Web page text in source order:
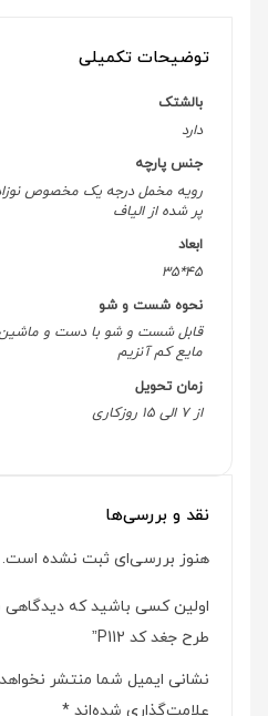
توضیحات تکمیلی
بالشتک
دارد
جنس پارچه
رویه مخمل درجه یک مخصوص
پر شده از الیاف
ابعاد
45*35
نحوه شست و شو
مایع کم آنزیم
زمان تحویل
از 7 الی 15 روزکاری
نقد و بررسی‌ها
هنوز بررسی‌ای ثبت نشده است.
اولین کسی باشید که
طرح جغد کد P112”
نشانی ایمیل شما منتشر
علامت‌گذاری شده‌اند *